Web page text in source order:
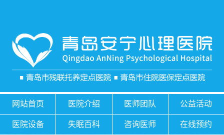
网站首页 医院介绍 医师团队 公益活动
医院设备 失眠百科 咨询医师 在线预约